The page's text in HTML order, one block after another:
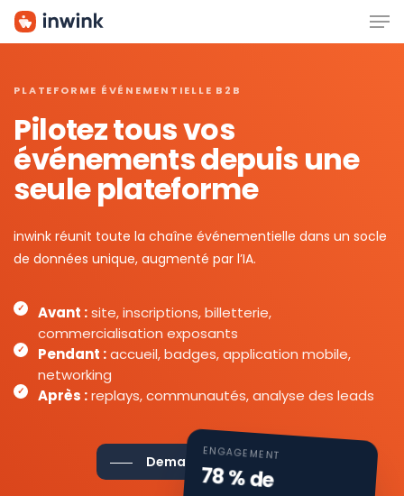
Skip
PLATEFORME ÉVÉNEMENTIELLE B2B
Pilotez tous vos
événements depuis une
seule plateforme
inwink réunit toute la chaîne événementielle dans un socle
de données unique, augmenté par l’IA.
Avant :site, inscriptions, billetterie,
commercialisation exposants
Pendant :accueil, badges, application mobile,
networking
Après :replays, communautés, analyse des leads
Demander une démo
ENGAGEMENT
78 % de
participants